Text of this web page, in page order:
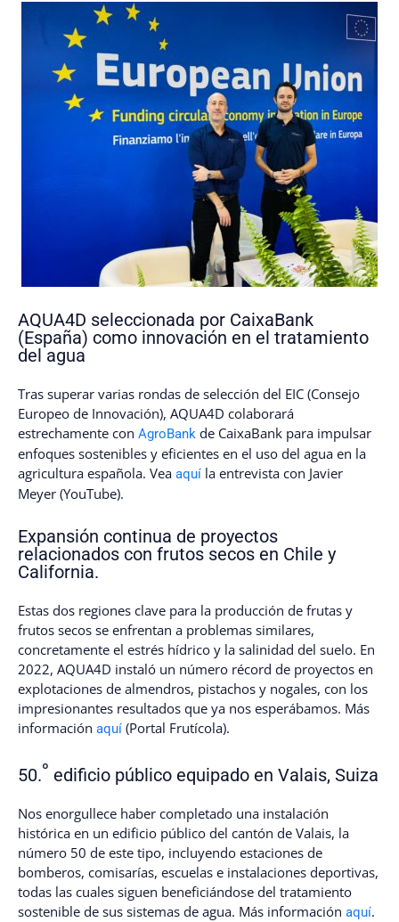
AQUA4D seleccionada por CaixaBank
(España) como innovación en el tratamiento
del agua
Tras superar varias rondas de selección del EIC (Consejo
Europeo de Innovación), AQUA4D colaborará
estrechamente con AgroBank de CaixaBank para impulsar
enfoques sostenibles y eficientes en el uso del agua en la
agricultura española. Vea aquí la entrevista con Javier
Meyer (YouTube).
Expansión continua de proyectos
relacionados con frutos secos en Chile y
California.
Estas dos regiones clave para la producción de frutas y
frutos secos se enfrentan a problemas similares,
concretamente el estrés hídrico y la salinidad del suelo. En
2022, AQUA4D instaló un número récord de proyectos en
explotaciones de almendros, pistachos y nogales, con los
impresionantes resultados que ya nos esperábamos. Más
información aquí (Portal Frutícola).
50.º edificio público equipado en Valais, Suiza
Nos enorgullece haber completado una instalación
histórica en un edificio público del cantón de Valais, la
número 50 de este tipo, incluyendo estaciones de
bomberos, comisarías, escuelas e instalaciones deportivas,
todas las cuales siguen beneficiándose del tratamiento
sostenible de sus sistemas de agua. Más información aquí.